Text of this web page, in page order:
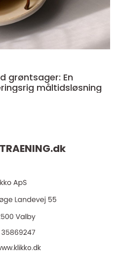
grøntsager: En
måltidsløsning
dk